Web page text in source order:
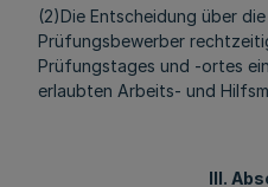
(2)Die Entscheidung über
Prüfungsbewerber
Prüfungstages und -ortes
erlaubten Arbeits- und
III.